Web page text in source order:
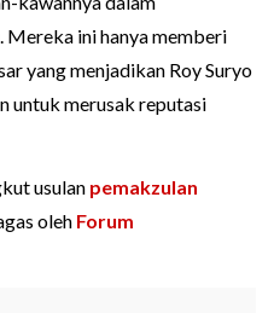
ini hanya memberi
yang menjadikan Roy Suryo
untuk merusak reputasi
usulan pemakzulan
oleh Forum